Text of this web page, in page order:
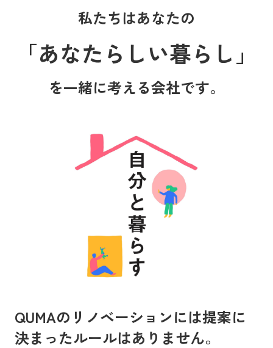
私たちはあなたの
「あなたらしい暮らし」
を一緒に考える会社です。
QUMAのリノベーションには提案に
決まったルールはありません。